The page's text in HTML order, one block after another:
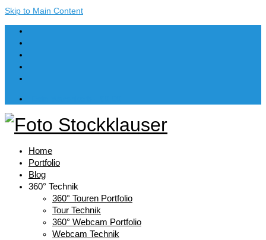
Skip to Main Content
Home
Portfolio
Blog
360° Technik
360° Touren Portfolio
Tour Technik
360° Webcam Portfolio
Webcam Technik